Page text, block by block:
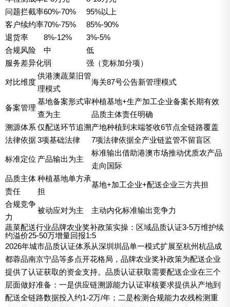
问题拦截率60%-70%
95%以上
客户续约率70%-75%
85%-90%
退货率
8%-12%
3%-5%
合规风险
中
低
服务差异化弱 强（竞标加分项）
对比维度
供港澳蔬菜旧管
理模式
海关87号公告新管理模式
备案管理
基地备案形式审
查为主
种植基地+生产加工企业备案长期有效
品质主体责任明确
溯源体系 仅配送环节追溯产地种植到末端签收6节点全链路覆盖
法律依据3项基础法律 7项法律依据全产业链监管不留盲区
标准定位 产品输出为主
标准输出借助港澳市场推动优质农产品
走向国际
品质主体
责任
种植基地单方承
担
基地+加工企业+配送企业三方共担
合规竞争
力
被动应对为主
主动内化标准输出竞争力
蔬菜配送行业品牌农业奖补政策实操：区域品质认证3-5万维护续
约溢价25-50万增量回报1:5
2026年城市品质认证体系从深圳圳品单一模式扩展至杭州杭品成
都蓉品南京宁品等多点开花格局，品牌农业奖补政策为配送企业
提供了认证获取的资金支持。品质认证获取需要配送企业在三个
层面做好准备：一是供应链溯源能力认证审核要求提供从产地到
配送全链路数据投入约1-2万/年；二是检测合规能力农残检测重